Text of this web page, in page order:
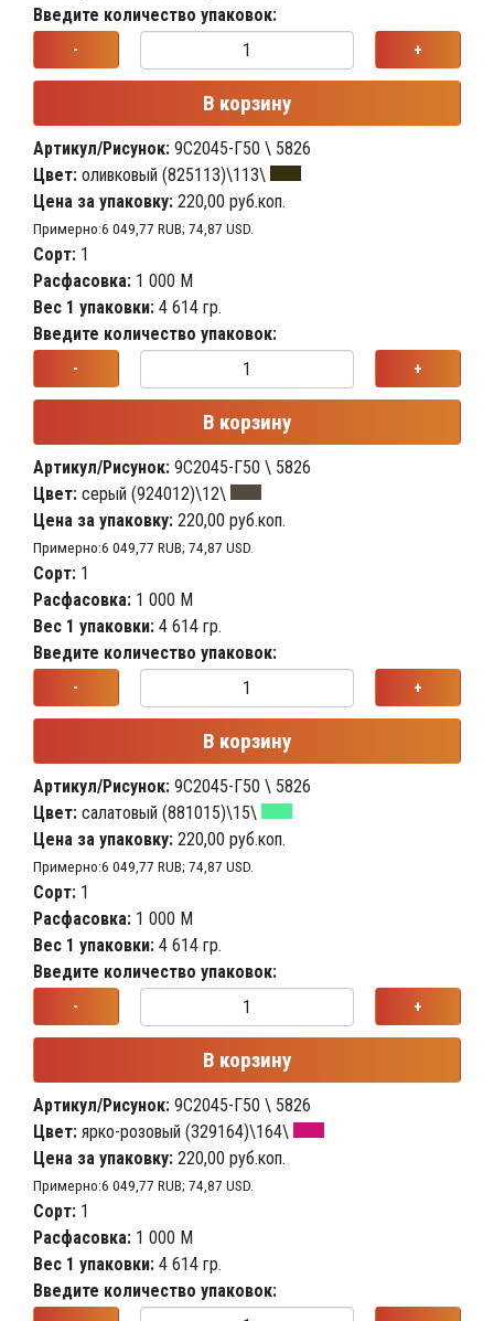
Введите количество упаковок:
- +
В корзину
Артикул/Рисунок: 9С2045-Г50 \ 5826
Цвет: оливковый (825113)\113\
Цена за упаковку: 220,00 руб.коп.
Примерно:6 049,77 RUB; 74,87 USD.
Сорт: 1
Расфасовка: 1 000 М
Вес 1 упаковки: 4 614 гр.
Введите количество упаковок:
- +
В корзину
Артикул/Рисунок: 9С2045-Г50 \ 5826
Цвет: серый (924012)\12\
Цена за упаковку: 220,00 руб.коп.
Примерно:6 049,77 RUB; 74,87 USD.
Сорт: 1
Расфасовка: 1 000 М
Вес 1 упаковки: 4 614 гр.
Введите количество упаковок:
- +
В корзину
Артикул/Рисунок: 9С2045-Г50 \ 5826
Цвет: салатовый (881015)\15\
Цена за упаковку: 220,00 руб.коп.
Примерно:6 049,77 RUB; 74,87 USD.
Сорт: 1
Расфасовка: 1 000 М
Вес 1 упаковки: 4 614 гр.
Введите количество упаковок:
- +
В корзину
Артикул/Рисунок: 9С2045-Г50 \ 5826
Цвет: ярко-розовый (329164)\164\
Цена за упаковку: 220,00 руб.коп.
Примерно:6 049,77 RUB; 74,87 USD.
Сорт: 1
Расфасовка: 1 000 М
Вес 1 упаковки: 4 614 гр.
Введите количество упаковок: